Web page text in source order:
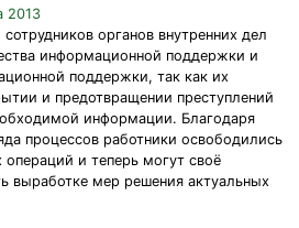
2013
сотрудников органов внутренних дел
информационной поддержки и
поддержки, так как их
и предотвращении преступлений
информации. Благодаря
процессов работники освободились
и теперь могут своё
выработке мер решения актуальных